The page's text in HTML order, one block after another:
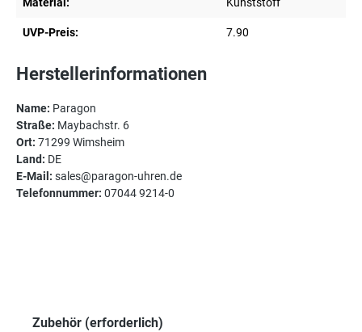
UVP-Preis: 7.90
Herstellerinformationen
Name: Paragon
Straße: Maybachstr. 6
Ort: 71299 Wimsheim
Land: DE
E-Mail: sales@paragon-uhren.de
Telefonnummer: 07044 9214-0
Produktgalerie überspringen
Zubehör (erforderlich)